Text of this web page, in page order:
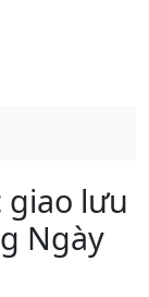
giao lưu
Ngày